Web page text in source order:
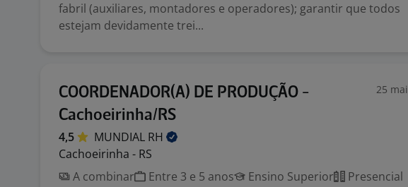
fabril (auxiliares, montadores e operadores); garantir que todos
estejam devidamente trei...
COORDENADOR(A) DE PRODUÇÃO -
Cachoeirinha/RS
25 mai
4,5 MUNDIAL RH
Cachoeirinha - RS
A combinar
Entre 3 e 5 anos Ensino Superior
Presencial